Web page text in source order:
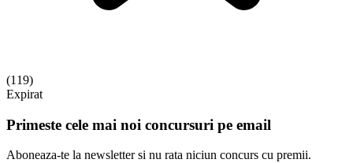
(119)
Expirat
Primeste cele mai noi concursuri pe email
Aboneaza-te la newsletter si nu rata niciun concurs cu premii.